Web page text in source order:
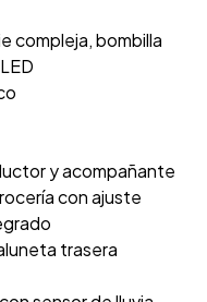
compleja, bombilla
y acompañante
con ajuste
trasera